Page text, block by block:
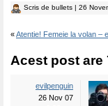
Scris de bullets | 26
«Atentie! Femeie la volan –
Acest post are
evilpenguin
26 Nov 07